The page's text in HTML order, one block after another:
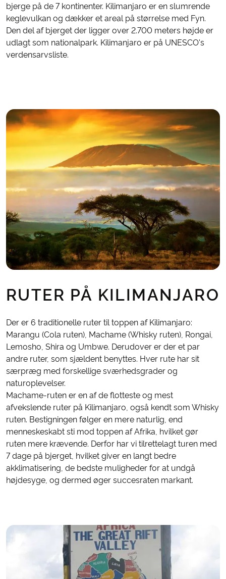
bjerge på de 7 kontinenter. Kilimanjaro er en slumrende
keglevulkan og dækker et areal på størrelse med Fyn.
Den del af bjerget der ligger over 2.700 meters højde er
udlagt som nationalpark. Kilimanjaro er på UNESCO's
verdensarvsliste.
RUTER PÅ KILIMANJARO
Der er 6 traditionelle ruter til toppen af Kilimanjaro:
Marangu (Cola ruten), Machame (Whisky ruten), Rongai,
Lemosho, Shira og Umbwe. Derudover er der et par
andre ruter, som sjældent benyttes. Hver rute har sit
særpræg med forskellige sværhedsgrader og
naturoplevelser.
Machame-ruten er en af de flotteste og mest
afvekslende ruter på Kilimanjaro, også kendt som Whisky
ruten. Bestigningen følger en mere naturlig, end
menneskeskabt sti mod toppen af Afrika, hvilket gør
ruten mere krævende. Derfor har vi tilrettelagt turen med
7 dage på bjerget, hvilket giver en langt bedre
akklimatisering, de bedste muligheder for at undgå
højdesyge, og dermed øger succesraten markant.